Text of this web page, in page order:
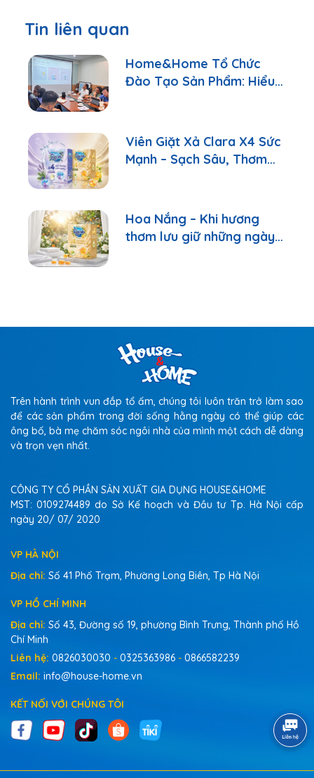
Tin liên quan
Home&Home Tổ Chức
Đào Tạo Sản Phẩm: Hiểu
Viên Giặt Xả Clara X4 Sức
Mạnh – Sạch Sâu, Thơm
Hoa Nắng – Khi hương
thơm lưu giữ những ngày
Trên hành trình vun đắp tổ ấm, chúng tôi luôn trăn trở làm sao
để các sản phẩm trong đời sống hằng ngày có thể giúp các
ông bố, bà mẹ chăm sóc ngôi nhà của mình một cách dễ dàng
và trọn vẹn nhất.
CÔNG TY CỔ PHẦN SẢN XUẤT GIA DỤNG HOUSE&HOME
MST: 0109274489 do Sở Kế hoạch và Đầu tư Tp. Hà Nội cấp
ngày 20/ 07/ 2020
VP HÀ NỘI
Địa chỉ: Số 41 Phố Trạm, Phường Long Biên, Tp Hà Nội
VP HỒ CHÍ MINH
Địa chỉ: Số 43, Đường số 19, phường Bình Trưng, Thành phố Hồ
Chí Minh
Liên hệ: 0826030030 - 0325363986 - 0866582239
Email: info@house-home.vn
KẾT NỐI VỚI CHÚNG TÔI